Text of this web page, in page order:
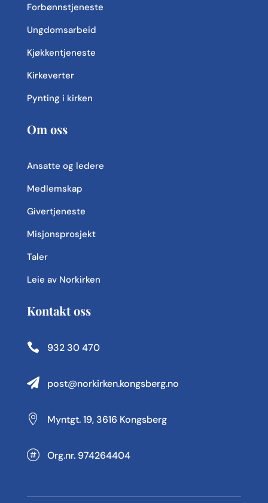
Forbønnstjeneste
Ungdomsarbeid
Kjøkkentjeneste
Kirkeverter
Pynting i kirken
Om oss
Ansatte og ledere
Medlemskap
Givertjeneste
Misjonsprosjekt
Taler
Leie av Norkirken
Kontakt oss
 932 30 470
 post@norkirken.kongsberg.no
 Myntgt. 19, 3616 Kongsberg
 Org.nr. 974264404